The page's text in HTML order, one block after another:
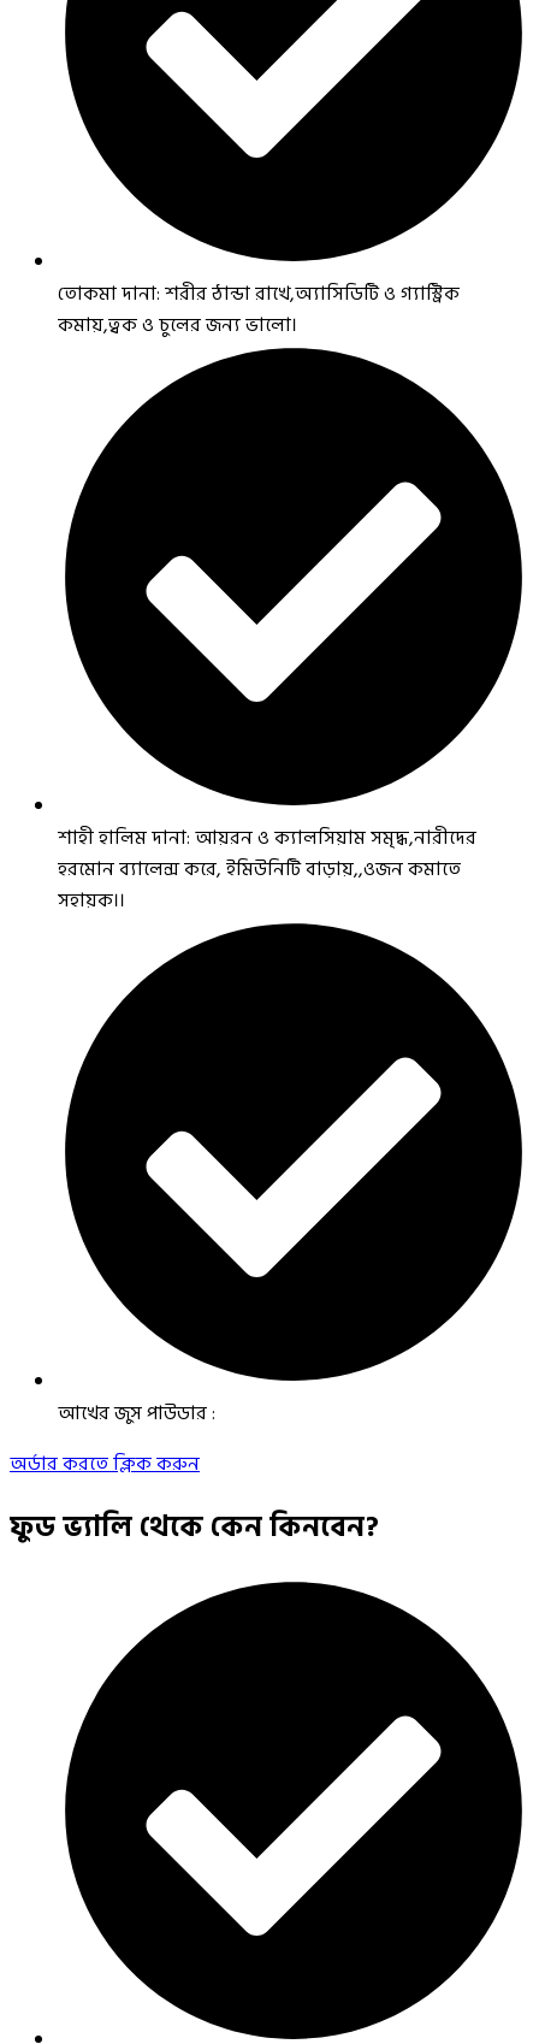
তোকমা দানা: শরীর ঠান্ডা রাখে,অ্যাসিডিটি ও গ্যাস্ট্রিক
কমায়,ত্বক ও চুলের জন্য ভালো।
শাহী হালিম দানা: আয়রন ও ক্যালসিয়াম সমৃদ্ধ,নারীদের
হরমোন ব্যালেন্স করে, ইমিউনিটি বাড়ায়,,ওজন কমাতে
সহায়ক।।
আখের জুস পাউডার :
অর্ডার করতে ক্লিক করুন
ফুড ভ্যালি থেকে কেন কিনবেন?